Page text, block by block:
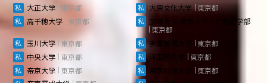
大正大学
東京都 大東文化大学 東京都
高千穂大学
東京都
宝塚大学 東京メディア芸術学部
東京都
玉川大学 東京都 多摩美術大学
東京都
中央大学
東京都 津田塾大学
東京都
帝京大学
東京都 帝京科学大学
東京都